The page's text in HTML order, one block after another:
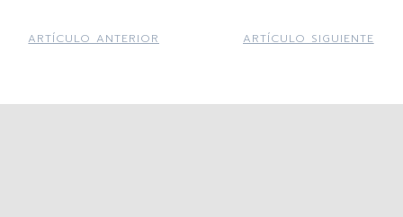
ARTÍCULO ANTERIOR ARTÍCULO SIGUIENTE